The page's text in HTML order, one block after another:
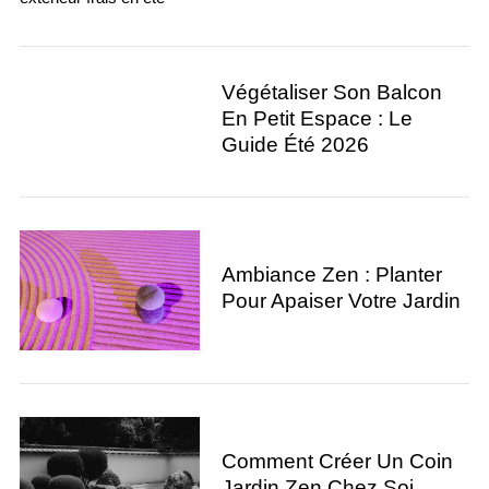
Végétaliser Son Balcon
En Petit Espace : Le
Guide Été 2026
Ambiance Zen : Planter
Pour Apaiser Votre Jardin
Comment Créer Un Coin